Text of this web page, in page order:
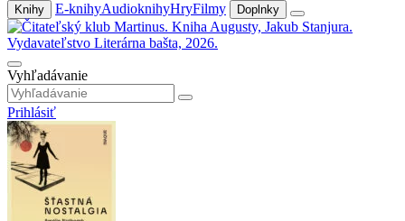
Knihy E-knihyAudioknihyHryFilmy Doplnky
Vyhľadávanie
Prihlásiť